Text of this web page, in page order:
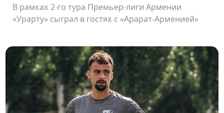
В рамках 2-го тура Премьер-лиги Армении
«Урарту» сыграл в гостях с «Арарат-Арменией»